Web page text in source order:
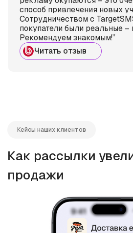
способ привлечения новых
Сотрудничеством с
покупатели были реальные –
Рекомендуем знакомым!”
Читать отзыв
Кейсы наших клиентов
Как рассылки
продажи